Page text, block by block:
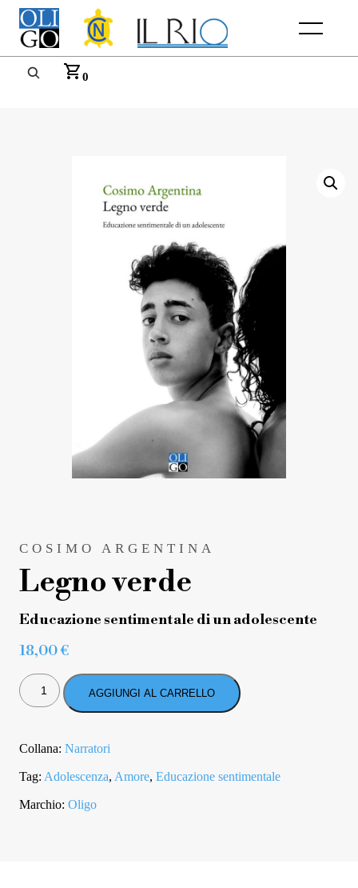
Menu
0
COSIMO ARGENTINA
Legno verde
Educazione sentimentale di un adolescente
18,00€
LEGNO
VERDE
QUANTITÀ
AGGIUNGI AL CARRELLO
Collana: Narratori
Tag: Adolescenza, Amore, Educazione sentimentale
Marchio: Oligo